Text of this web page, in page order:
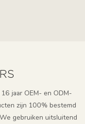
jaar OEM- en ODM-
zijn 100% bestemd
gebruiken uitsluitend